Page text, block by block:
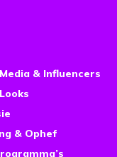
& Influencers
& Ophef